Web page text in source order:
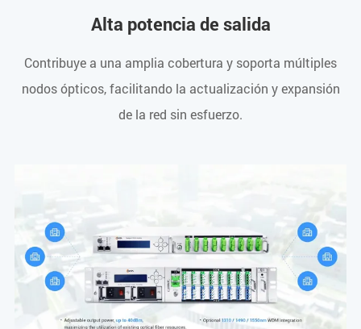
Alta potencia de salida
Contribuye a una amplia cobertura y soporta múltiples
nodos ópticos, facilitando la actualización y expansión
de la red sin esfuerzo.